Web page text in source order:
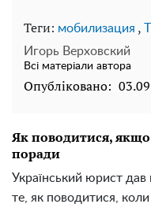
Теги: мобилизация ,
Игорь Верховский
Всі матеріали автора
Опубліковано:
Як поводитися,
поради
Український юрист
те, як поводитися, коли